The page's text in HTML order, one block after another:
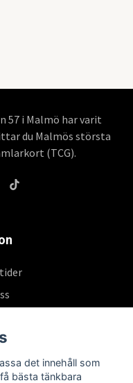
57 i Malmö har varit
du Malmös största
(TCG).
nyhetsbrev
det innehåll som
bästa tänkbara